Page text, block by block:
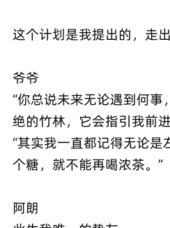
这个计划是我提出的，走
爷爷
“你总说未来无论遇到何
绝的竹林，它会指引我前
“其实我一直都记得无论
个糖，就不能再喝浓茶。”
阿朗